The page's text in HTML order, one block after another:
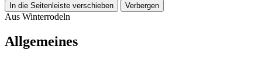
In die Seitenleiste verschieben Verbergen
Aus Winterrodeln
Allgemeines